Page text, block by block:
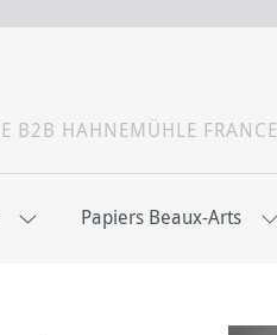
B2B HAHNEMÜHLE FRANCE
Papiers Beaux-Arts